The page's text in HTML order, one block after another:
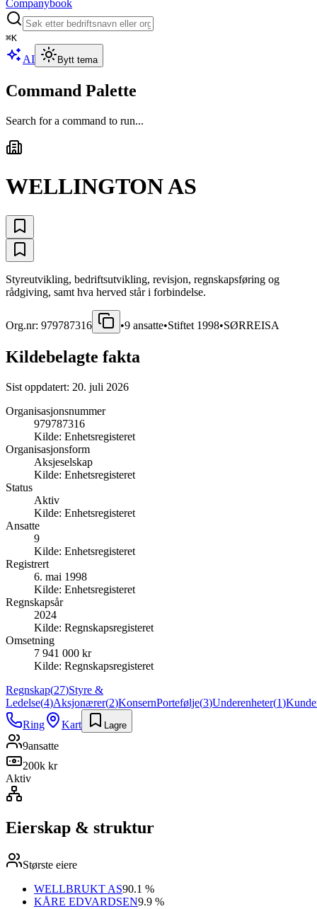
Companybook
⌘K
AI Bytt tema
Command Palette
Search for a command to run...
WELLINGTON AS
Styreutvikling, bedriftsutvikling, revisjon, regnskapsføring og
rådgiving, samt hva herved står i forbindelse.
Org.nr: 979787316 •9 ansatte•Stiftet 1998•SØRREISA
Kildebelagte fakta
Sist oppdatert: 20. juli 2026
Organisasjonsnummer
979787316
Kilde: Enhetsregisteret
Organisasjonsform
Aksjeselskap
Kilde: Enhetsregisteret
Status
Aktiv
Kilde: Enhetsregisteret
Ansatte
9
Kilde: Enhetsregisteret
Registrert
6. mai 1998
Kilde: Enhetsregisteret
Regnskapsår
2024
Kilde: Regnskapsregisteret
Omsetning
7 941 000 kr
Kilde: Regnskapsregisteret
Regnskap(27)Styre &
Ledelse(4)Aksjonærer(2)KonsernPortefølje(3)Underenheter(1)
Ring
Kart Lagre
9ansatte
200k kr
Aktiv
Eierskap & struktur
Største eiere
WELLBRUKT AS90.1 %
KÅRE EDVARDSEN9.9 %